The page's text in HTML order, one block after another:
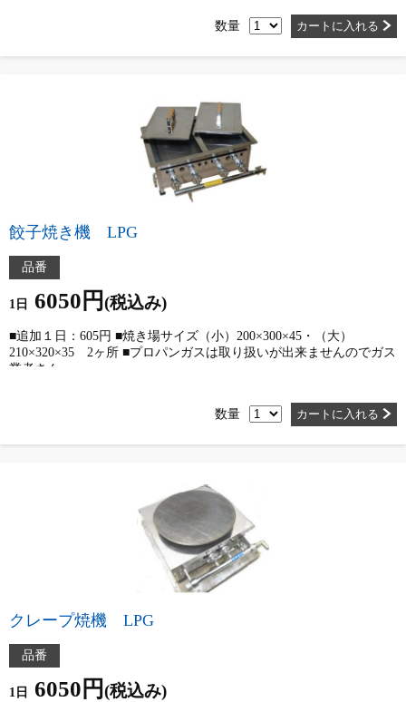
数量 カートに入れる
餃子焼き機 LPG
品番
1日 6050円(税込み)
■追加１日：605円 ■焼き場サイズ（小）200×300×45・（大）
210×320×35 2ヶ所 ■プロパンガスは取り扱いが出来ませんのでガス
業者さん…
数量 カートに入れる
クレープ焼機 LPG
品番
1日 6050円(税込み)